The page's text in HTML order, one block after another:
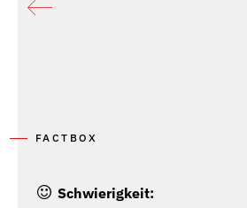
FACTBOX
Schwierigkeit: